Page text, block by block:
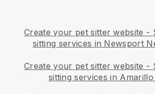
Create your pet sitter website -
sitting services in Newsport
Create your pet sitter website -
sitting services in